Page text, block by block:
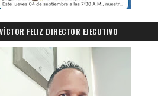
FELIZ DIRECTOR EJECUTIVO